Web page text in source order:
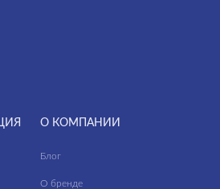
О КОМПАНИИ
Блог
О бренде